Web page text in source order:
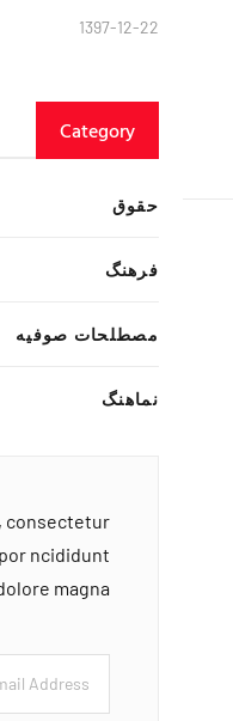
1397-12-22
Category
حقوق
فرهنگ
مصطلحات صوفیه
نماهنگ
consectetur
ncididunt
magna